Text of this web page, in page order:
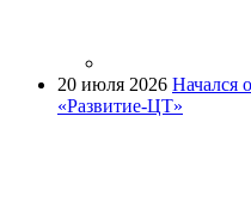
20 июля 2026 Начался
«Развитие-ЦТ»